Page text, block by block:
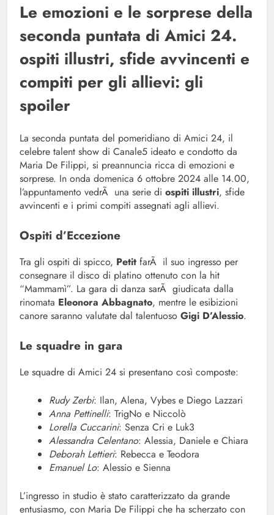
Le emozioni e le sorprese della
seconda puntata di Amici 24.
ospiti illustri, sfide avvincenti e
compiti per gli allievi: gli
spoiler
La seconda puntata del pomeridiano di Amici 24, il
celebre talent show di Canale5 ideato e condotto da
Maria De Filippi, si preannuncia ricca di emozioni e
sorprese. In onda domenica 6 ottobre 2024 alle 14.00,
l’appuntamento vedrÃ una serie di ospiti illustri, sfide
avvincenti e i primi compiti assegnati agli allievi.
Ospiti d’Eccezione
Tra gli ospiti di spicco, Petit farÃ il suo ingresso per
consegnare il disco di platino ottenuto con la hit
“Mammamì”. La gara di danza sarÃ giudicata dalla
rinomata Eleonora Abbagnato, mentre le esibizioni
canore saranno valutate dal talentuoso Gigi D’Alessio.
Le squadre in gara
Le squadre di Amici 24 si presentano così composte:
Rudy Zerbi: Ilan, Alena, Vybes e Diego Lazzari
Anna Pettinelli: TrigNo e Niccolò
Lorella Cuccarini: Senza Cri e Luk3
Alessandra Celentano: Alessia, Daniele e Chiara
Deborah Lettieri: Rebecca e Teodora
Emanuel Lo: Alessio e Sienna
L’ingresso in studio è stato caratterizzato da grande
entusiasmo, con Maria De Filippi che ha scherzato con